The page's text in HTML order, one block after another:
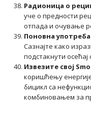
Радионица о
уче о предности
отпада и очување
Поновна
Сазнајте како
подстакнути
Извезите свој
коришћењу
бицикл са
комбиновањем за